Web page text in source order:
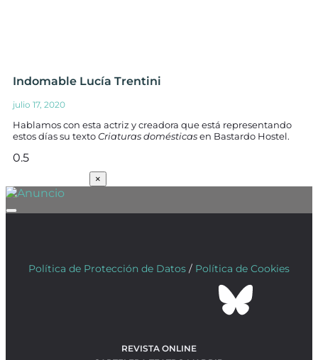
Indomable Lucía Trentini
julio 17, 2020
Hablamos con esta actriz y creadora que está representando
estos días su textoCriaturas domésticasen Bastardo Hostel.
×
Política de Protección de Datos / Política de Cookies
REVISTA ONLINE